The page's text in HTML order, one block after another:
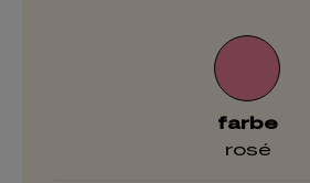
farbe
rosé